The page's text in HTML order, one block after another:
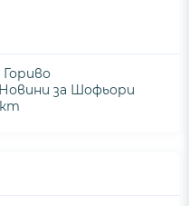
Новини за Шофьори